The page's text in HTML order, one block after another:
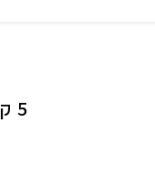
5 קרמים מומלצים לקיץ למראה מאט